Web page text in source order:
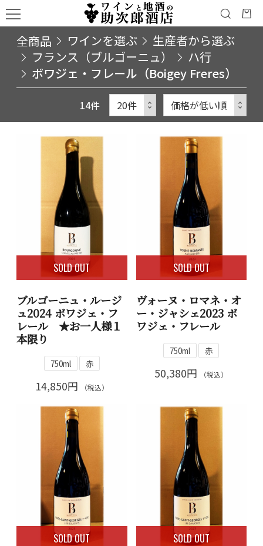
全商品 ワインを選ぶ
生産者から選ぶ
フランス（ブルゴーニュ）
ハ行
ボワジェ・フレール（Boigey Freres）
14件
SOLD OUT
ブルゴーニュ・ルージ
ュ2024 ボワジェ・フ
レール ★お一人様１
本限り
750ml 赤
14,850円 （税込）
SOLD OUT
ヴォーヌ・ロマネ・オ
ー・ジャシェ2023 ボ
ワジェ・フレール
750ml 赤
50,380円 （税込）
SOLD OUT SOLD OUT